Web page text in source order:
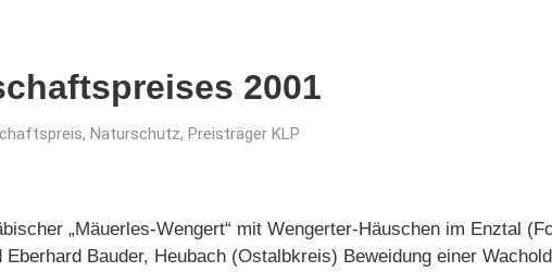
2001
, Naturschutz, Preisträger KLP
„Mäuerles-Wengert“ mit Wengerter-Häuschen im Enztal
Bauder, Heubach (Ostalbkreis) Beweidung einer